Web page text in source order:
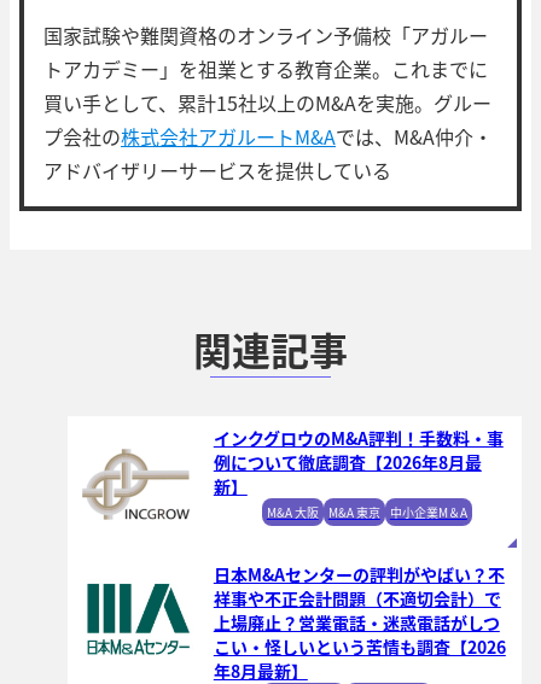
国家試験や難関資格のオンライン予備校「アガルー
トアカデミー」を祖業とする教育企業。これまでに
買い手として、累計15社以上のM&Aを実施。グルー
プ会社の株式会社アガルートM&Aでは、M&A仲介・
アドバイザリーサービスを提供している
関連記事
インクグロウのM&A評判！手数料・事
例について徹底調査【2026年8月最
新】
M&A 大阪 M&A 東京 中小企業M＆A
日本M&Aセンターの評判がやばい？不
祥事や不正会計問題（不適切会計）で
上場廃止？営業電話・迷惑電話がしつ
こい・怪しいという苦情も調査【2026
年8月最新】